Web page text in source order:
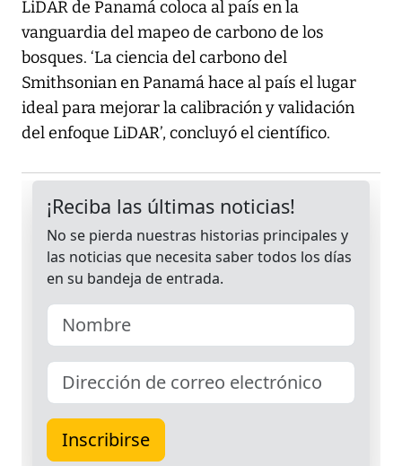
LiDAR de Panamá coloca al país en la
vanguardia del mapeo de carbono de los
bosques. ‘La ciencia del carbono del
Smithsonian en Panamá hace al país el lugar
ideal para mejorar la calibración y validación
del enfoque LiDAR’, concluyó el científico.